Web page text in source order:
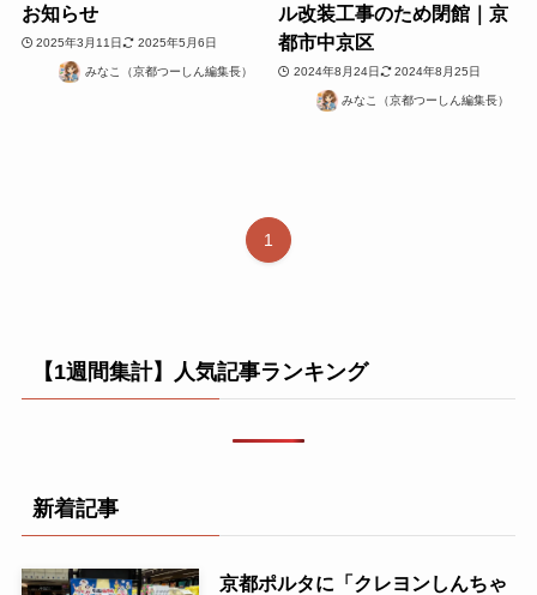
お知らせ
2025年3月11日 2025年5月6日
みなこ（京都つーしん編集長）
ル改装工事のため閉館｜京
都市中京区
2024年8月24日 2024年8月25日
みなこ（京都つーしん編集長）
1
【1週間集計】人気記事ランキング
新着記事
京都ポルタに「クレヨンしんちゃ